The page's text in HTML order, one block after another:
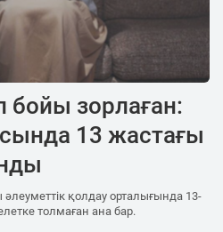
зорлаған:
13 жастағы
қолдау орталығында 13-
толмаған ана бар.